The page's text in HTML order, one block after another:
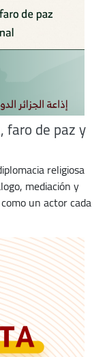
faro de paz y
religiosa
mediación y
un actor cada